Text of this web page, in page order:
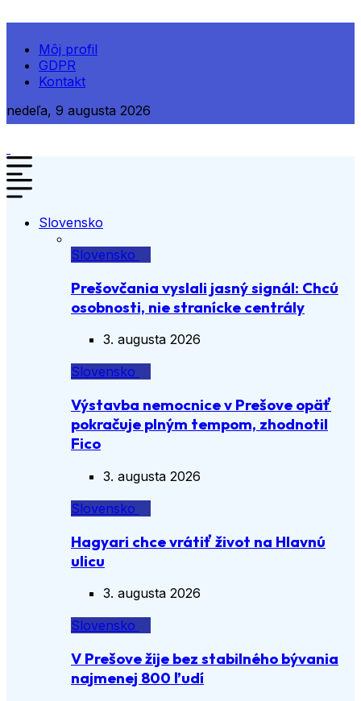
Môj profil
GDPR
Kontakt
nedeľa, 9 augusta 2026
Slovensko
Slovensko
Prešovčania vyslali jasný signál: Chcú
osobnosti, nie stranícke centrály
3. augusta 2026
Slovensko
Výstavba nemocnice v Prešove opäť
pokračuje plným tempom, zhodnotil
Fico
3. augusta 2026
Slovensko
Hagyari chce vrátiť život na Hlavnú
ulicu
3. augusta 2026
Slovensko
V Prešove žije bez stabilného bývania
najmenej 800 ľudí